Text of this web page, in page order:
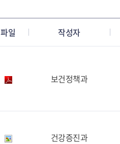
파일 작성자
보건정책과
건강증진과